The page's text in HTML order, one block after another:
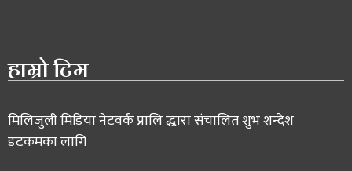
हाम्रो टिम
मिलिजुली मिडिया नेटवर्क प्रालि द्धारा संचालित शुभ शन्देश
डटकमका लागि